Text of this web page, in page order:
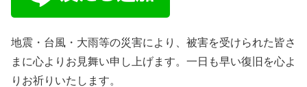
地震・台風・大雨等の災害により、被害を受けられた皆さ
まに心よりお見舞い申し上げます。一日も早い復旧を心よ
りお祈りいたします。